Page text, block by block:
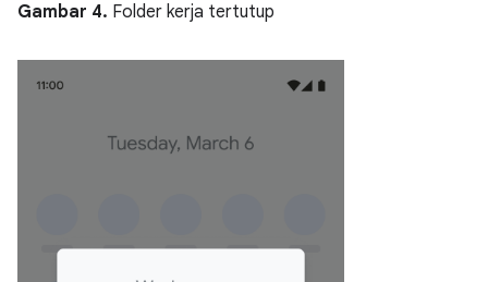
Gambar 4. Folder kerja tertutup